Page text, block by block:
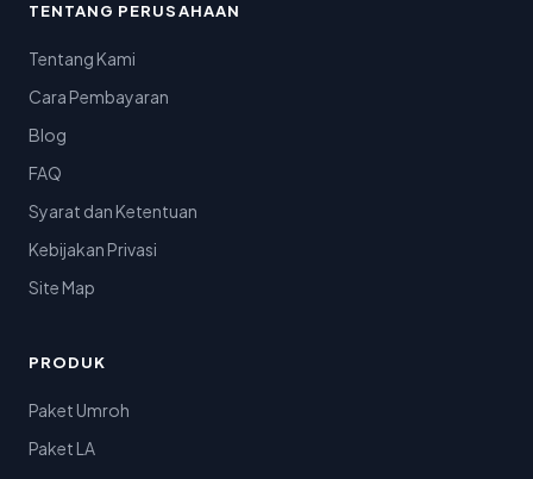
TENTANG PERUSAHAAN
Tentang Kami
Cara Pembayaran
Blog
FAQ
Syarat dan Ketentuan
Kebijakan Privasi
Site Map
PRODUK
Paket Umroh
Paket LA